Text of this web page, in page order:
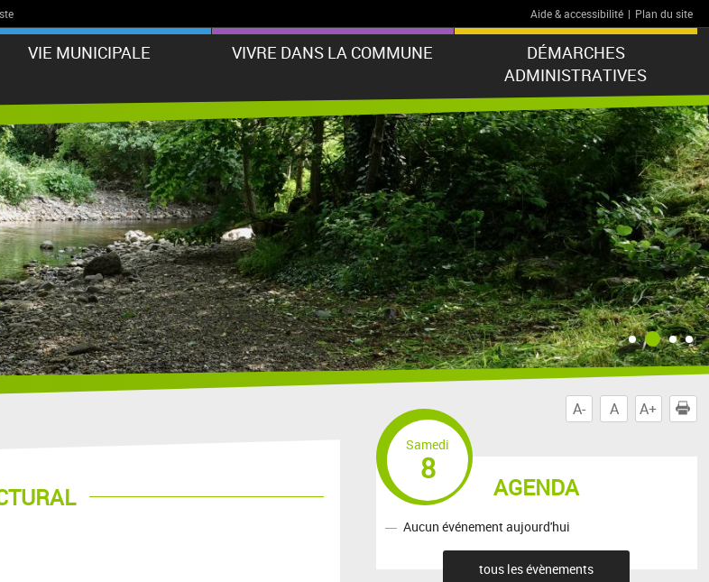
Aide & accessibilité | Plan du site
VIE MUNICIPALE VIVRE DANS LA COMMUNE
DÉMARCHES
ADMINISTRATIVES
A- A A+
AGENDA
Samedi
8
Aucun événement aujourd'hui
tous les évènements